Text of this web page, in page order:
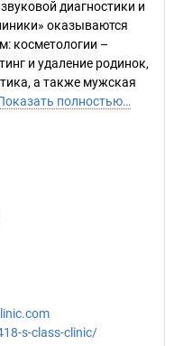
диагностики и
оказываются
косметологии –
и удаление родинок,
а также мужская
полностью…
s-class-clinic/